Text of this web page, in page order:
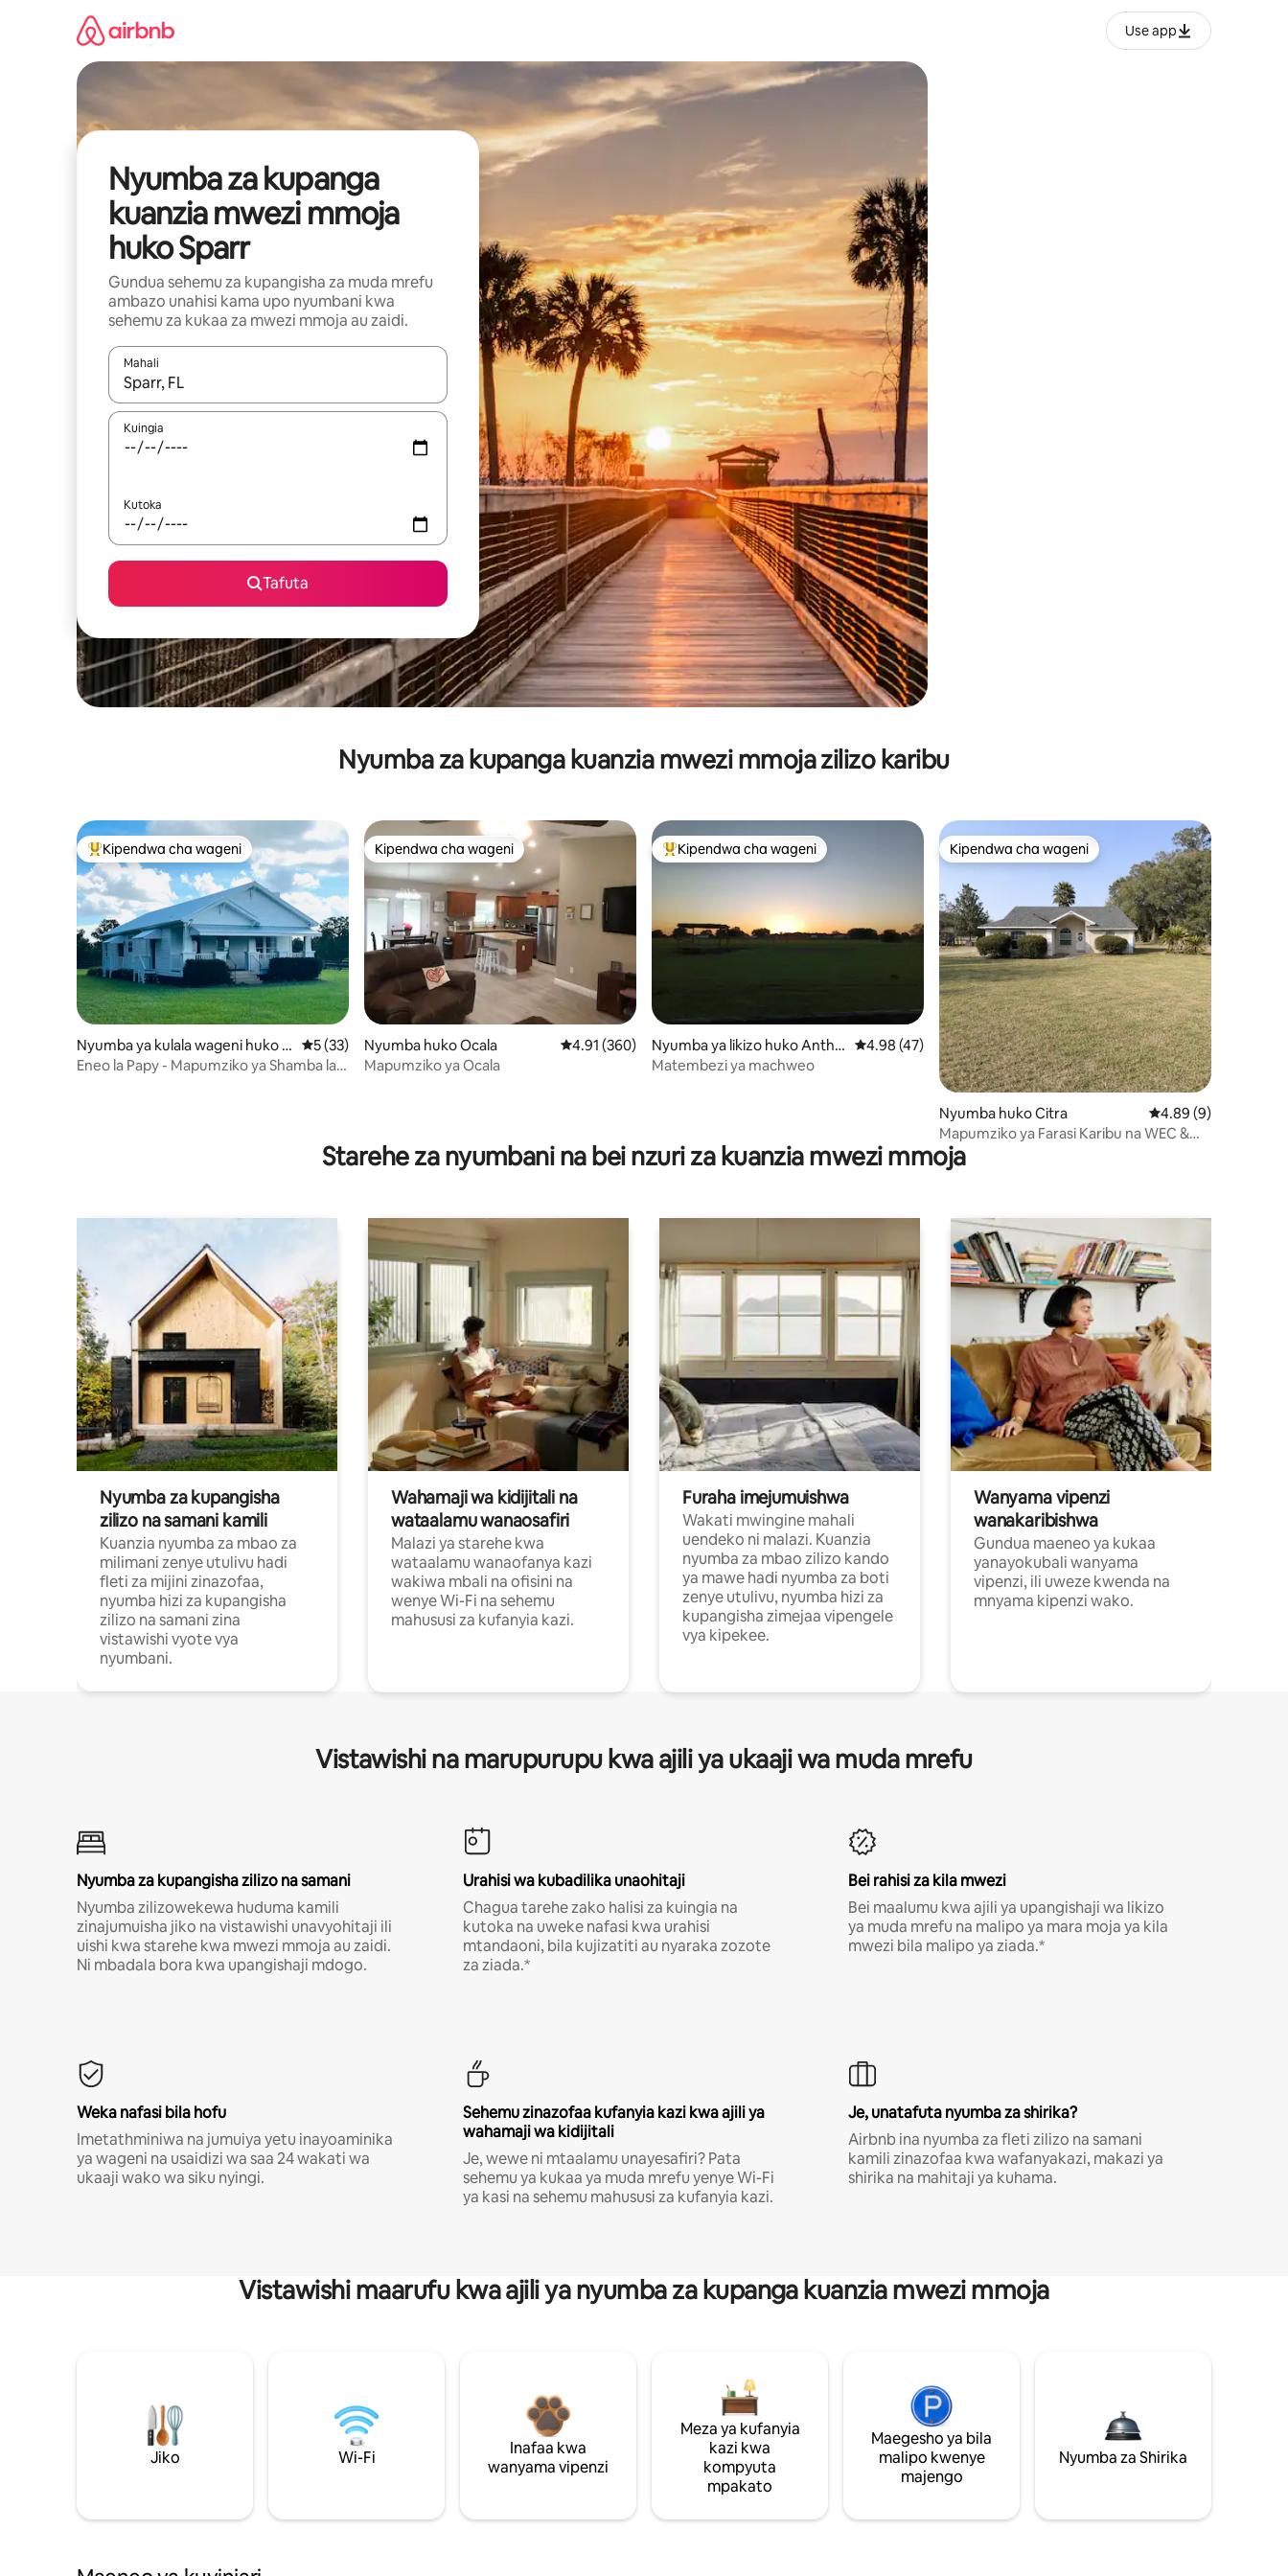
Use app
Nyumba za kupanga
kuanzia mwezi mmoja
huko Sparr
Gundua sehemu za kupangisha za muda mrefu
ambazo unahisi kama upo nyumbani kwa
sehemu za kukaa za mwezi mmoja au zaidi.
Mahali
Wakati matokeo yanapatikana, vinjari kwa kutumia vitufe vya vishale vya juu na chini au uchunguze kwa kugusa au kutelezesha kidole kwenye ishara.
Kuingia
Kutoka
Tafuta
Nyumba za kupanga kuanzia mwezi mmoja zilizo karibu
Kipendwa maarufu cha wageni
Kipendwa cha wageni
Nyumba ya kulala wageni huko R
eddick
Ukadiriaji wa wastani wa 5 kati ya 5, tathmini 33
5 (33)
Eneo la Papy - Mapumziko ya Shamba la
Kipendwa cha wageni
Kipendwa cha wageni
Nyumba huko Ocala Ukadiriaji wa wastani wa 4.91 kati ya 5, tathmini 360
4.91 (360)
Mapumziko ya Ocala
Kipendwa maarufu cha wageni
Kipendwa cha wageni
Nyumba ya likizo huko Antho
ny
Ukadiriaji wa wastani wa 4.98 kati ya 5, tathmini 47
4.98 (47)
Matembezi ya machweo
Kipendwa cha wageni
Kipendwa cha wageni
Nyumba huko Citra Ukadiriaji wa
4.89 (9)
Mapumziko ya Farasi Karibu na WEC &
HITS Ocala, UF, CHI
Starehe za nyumbani na bei nzuri za kuanzia mwezi mmoja
Nyumba za kupangisha
zilizo na samani kamili
Kuanzia nyumba za mbao za
milimani zenye utulivu hadi
fleti za mijini zinazofaa,
nyumba hizi za kupangisha
zilizo na samani zina
vistawishi vyote vya
nyumbani.
Wahamaji wa kidijitali na
wataalamu wanaosafiri
Malazi ya starehe kwa
wataalamu wanaofanya kazi
wakiwa mbali na ofisini na
wenye Wi-Fi na sehemu
mahususi za kufanyia kazi.
Furaha imejumuishwa
Wakati mwingine mahali
uendeko ni malazi. Kuanzia
nyumba za mbao zilizo kando
ya mawe hadi nyumba za boti
zenye utulivu, nyumba hizi za
kupangisha zimejaa vipengele
vya kipekee.
Wanyama vipenzi
wanakaribishwa
Gundua maeneo ya kukaa
yanayokubali wanyama
vipenzi, ili uweze kwenda na
mnyama kipenzi wako.
Vistawishi na marupurupu kwa ajili ya ukaaji wa muda mrefu
Nyumba za kupangisha zilizo na samani
Nyumba zilizowekewa huduma kamili
zinajumuisha jiko na vistawishi unavyohitaji ili
uishi kwa starehe kwa mwezi mmoja au zaidi.
Ni mbadala bora kwa upangishaji mdogo.
Urahisi wa kubadilika unaohitaji
Chagua tarehe zako halisi za kuingia na
kutoka na uweke nafasi kwa urahisi
mtandaoni, bila kujizatiti au nyaraka zozote
za ziada.*
Bei rahisi za kila mwezi
Bei maalumu kwa ajili ya upangishaji wa likizo
ya muda mrefu na malipo ya mara moja ya kila
mwezi bila malipo ya ziada.*
Weka nafasi bila hofu
Imetathminiwa na jumuiya yetu inayoaminika
ya wageni na usaidizi wa saa 24 wakati wa
ukaaji wako wa siku nyingi.
Sehemu zinazofaa kufanyia kazi kwa ajili ya
wahamaji wa kidijitali
Je, wewe ni mtaalamu unayesafiri? Pata
sehemu ya kukaa ya muda mrefu yenye Wi-Fi
ya kasi na sehemu mahususi za kufanyia kazi.
Je, unatafuta nyumba za shirika?
Airbnb ina nyumba za fleti zilizo na samani
kamili zinazofaa kwa wafanyakazi, makazi ya
shirika na mahitaji ya kuhama.
Vistawishi maarufu kwa ajili ya nyumba za kupanga kuanzia mwezi mmoja
Jiko Wi-Fi
Inafaa kwa
wanyama vipenzi
Meza ya kufanyia
kazi kwa
kompyuta
mpakato
Maegesho ya bila
malipo kwenye
majengo
Nyumba za Shirika